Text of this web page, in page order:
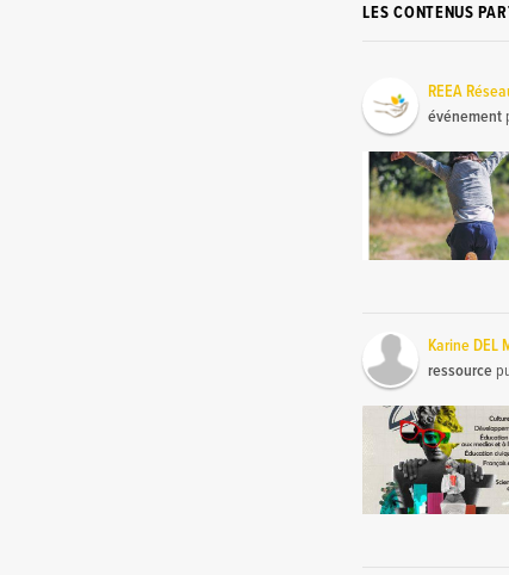
LES CONTENUS
REEA
événement
Karine DEL
ressource